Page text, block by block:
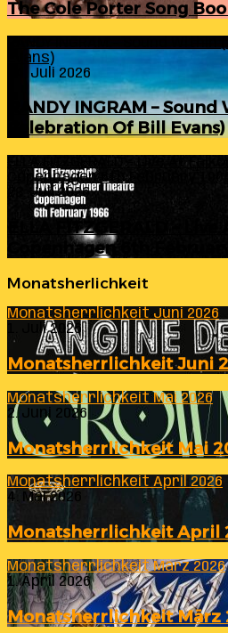
The Cole Porter Song
Evans)
24. Juli 2026
RANDY INGRAM –
Celebration Of Bill Evans)
ELLA FITZGERALD – Live At
Copenhagen 6th February 1966
23. Juli 2026
ELLA FITZGERALD –
Copenhagen 6th
Monatsherlichkeit
Monatsherrlichkeit Juni 2026
1. Juli 2026
Monatsherrlichkeit Juni
Monatsherrlichkeit Mai 2026
2. Juni 2026
Monatsherrlichkeit Mai
Monatsherrlichkeit April 2026
4. Mai 2026
Monatsherrlichkeit April
Monatsherrlichkeit März 2026
1. April 2026
Monatsherrlichkeit März